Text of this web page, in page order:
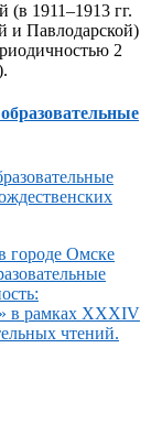
1911–1913 гг.
и Павлодарской)
2
городе Омске
в рамках XXXIV
чтений.